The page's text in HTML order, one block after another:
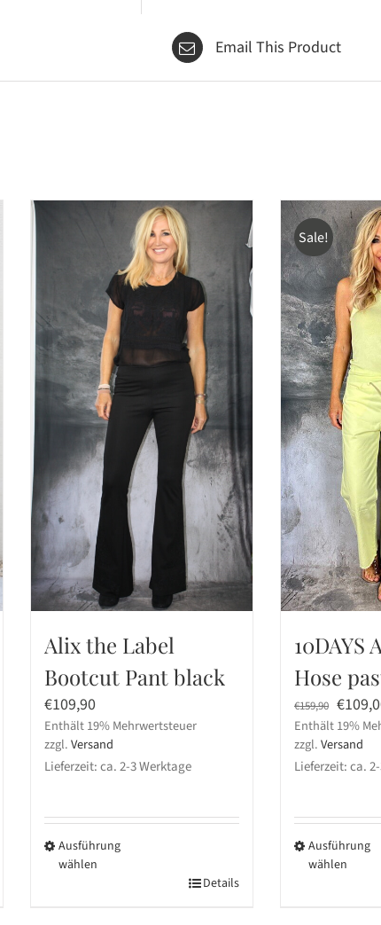
Email This Product
Alix the Label
Bootcut Pant black
€109,90
Enthält 19% Mehrwertsteuer
zzgl.Versand
Lieferzeit: ca. 2-3 Werktage
Ausführung
wählen
Details
Sale!
10DAYS
Hose
€159,90
Preis
war:
€
Enthält 19%
zzgl.Versand
Lieferzeit: ca.
Ausführung
wählen